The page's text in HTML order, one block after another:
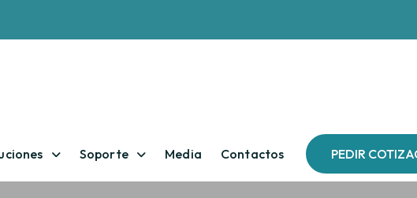
Soporte Media Contactos PEDIR